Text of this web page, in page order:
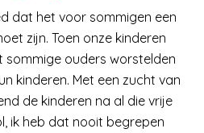
dat het voor sommigen een
zijn. Toen onze kinderen
sommige ouders worstelden
kinderen. Met een zucht van
de kinderen na al die vrije
ik heb dat nooit begrepen